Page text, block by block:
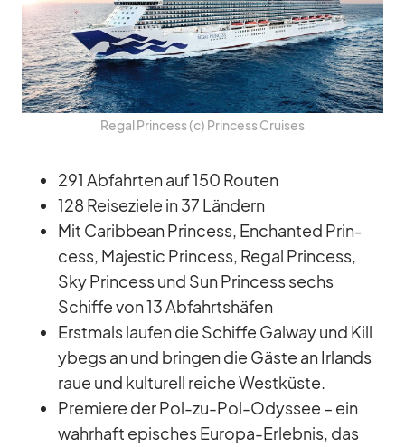
Re­gal Prin­cess (c) Prin­cess Crui­ses
291 Ab­fahr­ten auf 150 Rou­ten
128 Rei­se­ziele in 37 Län­dern
Mit Ca­rib­bean Prin­cess, En­chan­ted Prin­
cess, Ma­je­s­tic Prin­cess, Re­gal Prin­cess,
Sky Prin­cess und Sun Prin­cess sechs
Schiffe von 13 Ab­fahrts­hä­fen
Erst­mals lau­fen die Schiffe Gal­way und Kil­l
y­begs an und brin­gen die Gäste an Ir­lands
raue und kul­tu­rell rei­che West­küste.
Pre­miere der Pol-zu-Pol-Odys­see – ein
wahr­haft epi­sches Eu­ropa-Er­leb­nis, das